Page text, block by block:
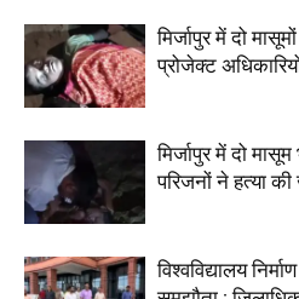
मिर्जापुर में दो
प्रोजेक्ट
मिर्जापुर में दो
परिजनों ने हत्या
विश्वविद्यालय